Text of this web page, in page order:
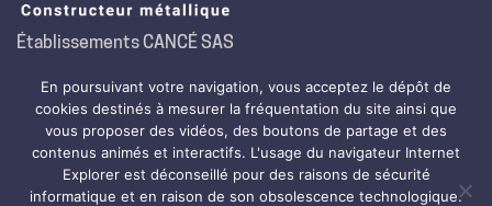
Établissements CANCÉ SAS
64800 Nay
Tél.05 59 61 99 99
Fax. 05 59 61 25 13
En poursuivant votre navigation, vous acceptez le dépôt de
cookies destinés à mesurer la fréquentation du site ainsi que
vous proposer des vidéos, des boutons de partage et des
contenus animés et interactifs. L'usage du navigateur Internet
Explorer est déconseillé pour des raisons de sécurité
informatique et en raison de son obsolescence technologique.